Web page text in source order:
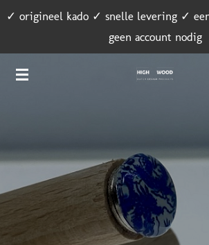
Ga
naar
de
✓ origineel kado ✓ snelle levering ✓
geen account nodig